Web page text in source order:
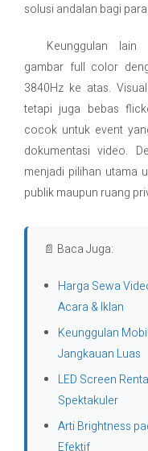
solusi andalan bagi
Keunggulan lain
gambar full color
3840Hz ke atas.
tetapi juga bebas
cocok untuk event
dokumentasi video.
menjadi pilihan utama
publik maupun ruang
📄 Baca Juga:
Harga Sewa
Acara & Iklan
Keunggulan
Jangkauan Luas
LED Screen
Spektakuler
Arti Brightness
Efektif